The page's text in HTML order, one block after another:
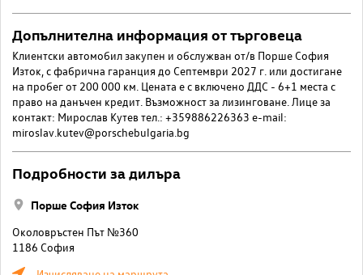
Допълнителна информация от търговеца
Клиентски автомобил закупен и обслужван от/в Порше София
Изток, с фабрична гаранция до Септември 2027 г. или достигане
на пробег от 200 000 км. Цената е с включено ДДС - 6+1 места с
право на данъчен кредит. Възможност за лизинговане. Лице за
контакт: Мирослав Кутев тел.: +359886226363 e-mail:
miroslav.kutev@porschebulgaria.bg
Подробности за дилъра
Порше София Изток
Околовръстен Път №360
1186 София